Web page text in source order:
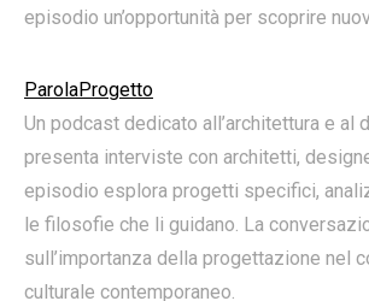
episodio un’opportunità per scoprire
ParolaProgetto
Un podcast dedicato all’architettura e al
presenta interviste con architetti,
episodio esplora progetti specifici,
le filosofie che li guidano. La
sull’importanza della progettazione nel
culturale contemporaneo.